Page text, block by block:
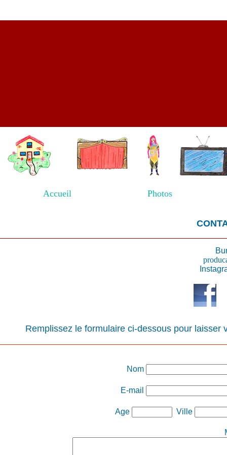
Accueil Photos
Remplissez le formulaire ci-dessous pour
Nom
E-mail
Age Ville